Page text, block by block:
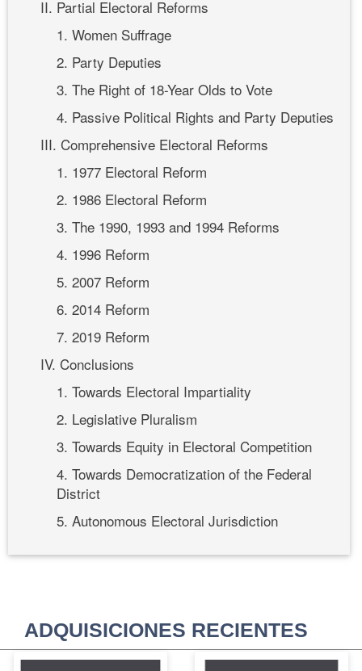
II. Partial Electoral Reforms
1. Women Suffrage
2. Party Deputies
3. The Right of 18-Year Olds to Vote
4. Passive Political Rights and Party Deputies
III. Comprehensive Electoral Reforms
1. 1977 Electoral Reform
2. 1986 Electoral Reform
3. The 1990, 1993 and 1994 Reforms
4. 1996 Reform
5. 2007 Reform
6. 2014 Reform
7. 2019 Reform
IV. Conclusions
1. Towards Electoral Impartiality
2. Legislative Pluralism
3. Towards Equity in Electoral Competition
4. Towards Democratization of the Federal
District
5. Autonomous Electoral Jurisdiction
ADQUISICIONES RECIENTES